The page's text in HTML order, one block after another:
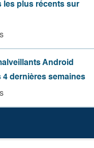
les plus récents sur
Android
dernières semaines